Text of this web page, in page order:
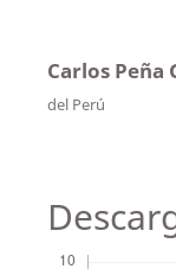
Carlos Peña
del Perú